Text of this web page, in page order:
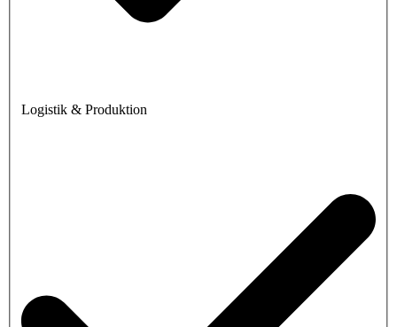
Logistik & Produktion